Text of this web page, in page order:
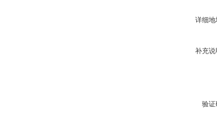
详细地
补充说
验证